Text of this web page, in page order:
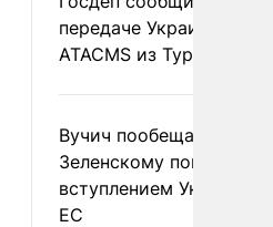
передаче Украине
ATACMS из Турции
Вучич пообещал
Зеленскому помочь со
вступлением Украины в
ЕС